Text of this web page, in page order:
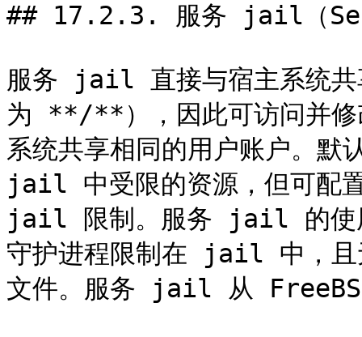
## 17.2.3. 服务 jail（
服务 jail 直接与宿主系统
为 **/**），因此可访问并修
系统共享相同的用户账户。默
jail 中受限的资源，但可配
jail 限制。服务 jail 的使用
守护进程限制在 jail 中，且
文件。服务 jail 从